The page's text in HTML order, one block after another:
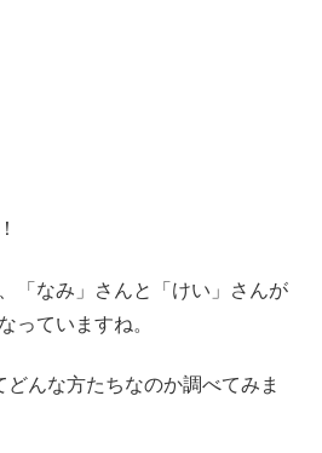
「なみ」さんと「けい」さんが
っていますね。
んな方たちなのか調べてみま